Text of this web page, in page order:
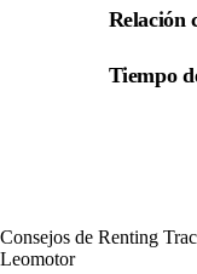
Relación
Tiempo
Consejos de Renting
Leomotor